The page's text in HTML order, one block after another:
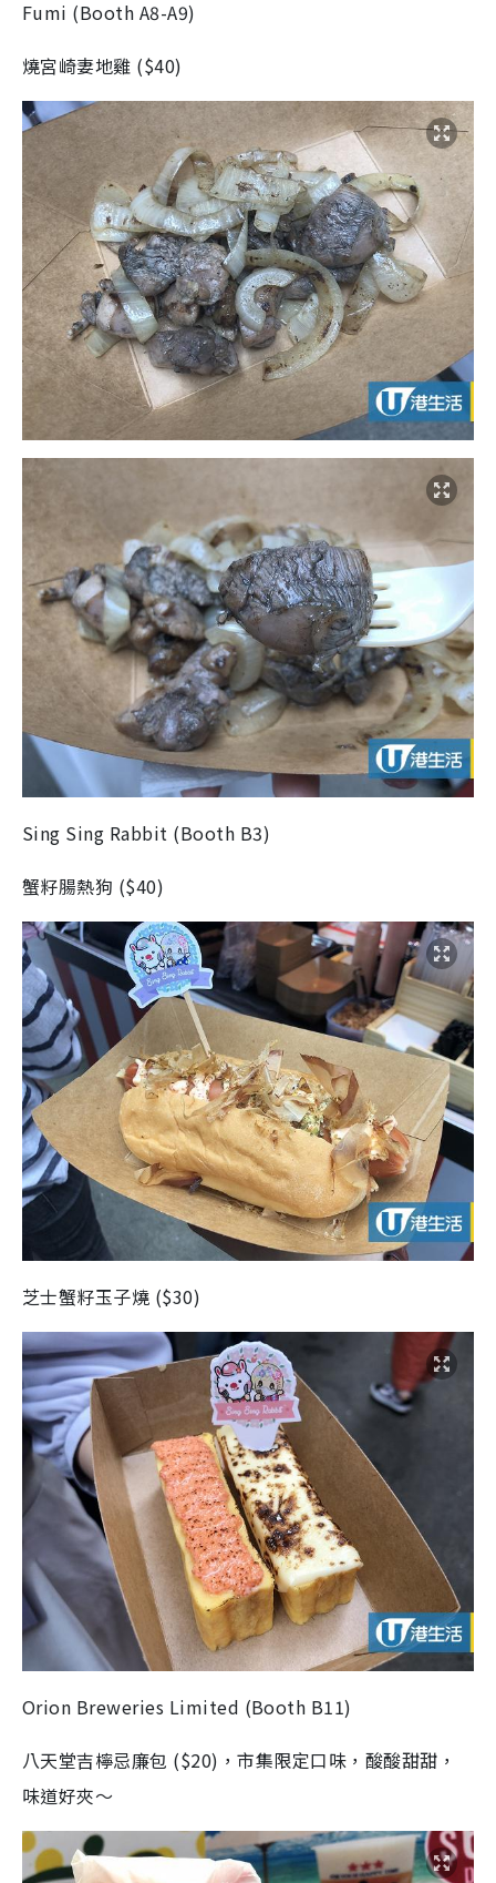
Fumi (Booth A8-A9)
燒宮崎妻地雞 ($40)
Sing Sing Rabbit (Booth B3)
蟹籽腸熱狗 ($40)
芝士蟹籽玉子燒 ($30)
Orion Breweries Limited (Booth B11)
八天堂吉檸忌廉包 ($20)，市集限定口味，酸酸甜甜，
味道好夾～